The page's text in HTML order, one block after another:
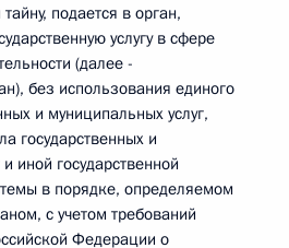
подается в орган,
услугу в сфере
(далее -
без использования единого
и муниципальных услуг,
государственных и
иной государственной
в порядке, определяемом
с учетом требований
Федерации о